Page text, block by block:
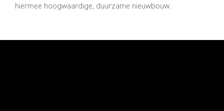
hiermee hoogwaardige, duurzame nieuwbouw.